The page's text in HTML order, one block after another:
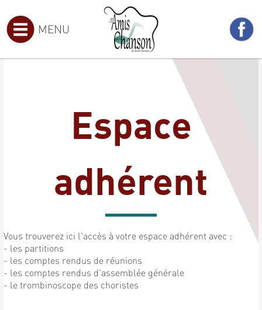
MENU
Espace
adhérent
Vous trouverez ici l'accès à votre espace adhérent avec :
- les partitions
- les comptes rendus de réunions
- les comptes rendus d'assemblée générale
- le trombinoscope des choristes